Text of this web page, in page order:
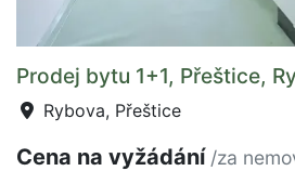
Prodej bytu 1+1, Přeštice,
Rybova, Přeštice
Cena na vyžádání /za